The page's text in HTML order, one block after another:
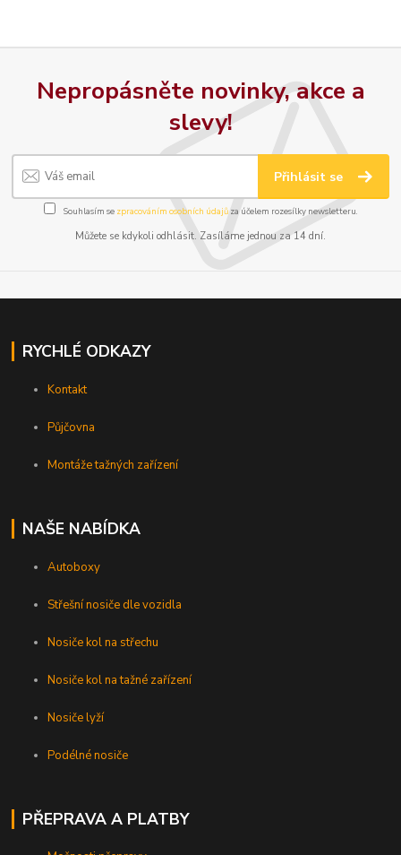
Nepropásněte novinky, akce a
slevy!
Přihlásit se
Souhlasím se zpracováním osobních údajůza účelem rozesílky newsletteru.
Můžete se kdykoli odhlásit. Zasíláme jednou za 14 dní.
RYCHLÉ ODKAZY
Kontakt
Půjčovna
Montáže tažných zařízení
NAŠE NABÍDKA
Autoboxy
Střešní nosiče dle vozidla
Nosiče kol na střechu
Nosiče kol na tažné zařízení
Nosiče lyží
Podélné nosiče
PŘEPRAVA A PLATBY